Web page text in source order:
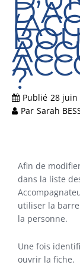
?
Publié 28 juin
Par Sarah
Afin de
dans la liste
utiliser la
la personne.
Une fois
ouvrir la fiche.